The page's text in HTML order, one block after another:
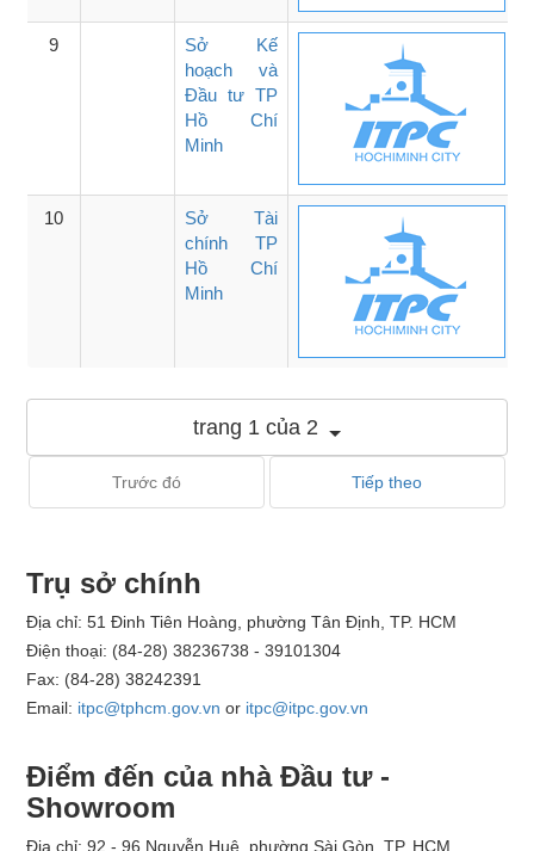
9
Sở Kế
hoạch và
Đầu tư TP
Hồ Chí
Minh
10
Sở Tài
chính TP
Hồ Chí
Minh
trang 1 của 2
Trước đó Tiếp theo
Trụ sở chính
Địa chỉ: 51 Đinh Tiên Hoàng, phường Tân Định, TP. HCM
Điện thoại: (84-28) 38236738 - 39101304
Fax: (84-28) 38242391
Email: itpc@tphcm.gov.vn or itpc@itpc.gov.vn
Điểm đến của nhà Đầu tư -
Showroom
Địa chỉ: 92 - 96 Nguyễn Huệ, phường Sài Gòn, TP. HCM